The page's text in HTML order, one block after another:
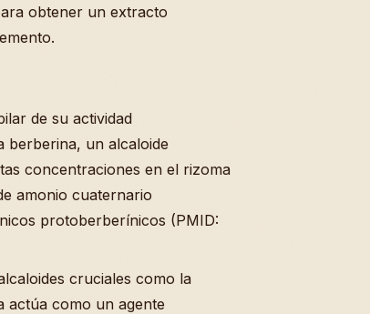
obtener un extracto
de su actividad
berberina, un alcaloide
concentraciones en el rizoma
amonio cuaternario
protoberberínicos (PMID:
cruciales como la
actúa como un agente